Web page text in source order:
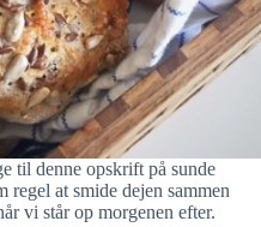
til denne opskrift på sunde
regel at smide dejen sammen
vi står op morgenen efter.